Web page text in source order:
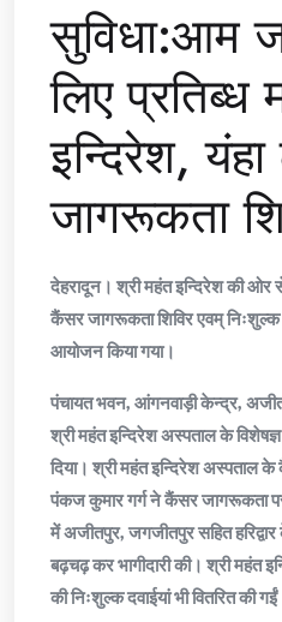
सुविधा:आम
लिए प्रतिब्ध
इन्दिरेश, यंहा
जागरूकता
देहरादून। श्री महंत इन्दिरेश की ओर से
कैंसर जागरूकता शिविर एवम् निःशुल्क
आयोजन किया गया।
पंचायत भवन, आंगनवाड़ी केन्द्र,
श्री महंत इन्दिरेश अस्पताल के
दिया। श्री महंत इन्दिरेश अस्पताल
पंकज कुमार गर्ग ने कैंसर जागरूकता पर
में अजीतपुर, जगजीतपुर सहित
बढ़चढ़ कर भागीदारी की। श्री महंत
की निःशुल्क दवाईयां भी वितरित की